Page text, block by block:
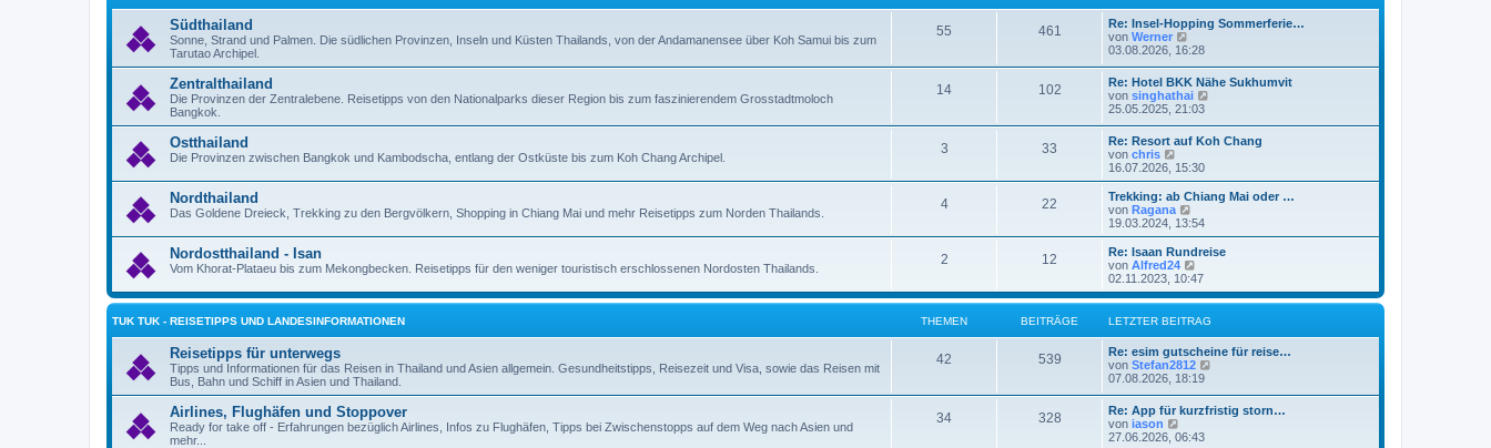
Südthailand
Sonne, Strand und Palmen. Die südlichen Provinzen, Inseln und Küsten Thailands, von der Andamanensee über Koh Samui bis zum
Tarutao Archipel.
55 461
Re: Insel-Hopping Sommerferie…
von Werner
e
e
s
t
e
r
B
i
t
r
a
g
03.08.2026, 16:28
Zentralthailand
Die Provinzen der Zentralebene. Reisetipps von den Nationalparks dieser Region bis zum faszinierendem Grosstadtmoloch
Bangkok.
14 102
Re: Hotel BKK Nähe Sukhumvit
von singhathai
e
s
r
B
t
r
25.05.2025, 21:03
Ostthailand
Die Provinzen zwischen Bangkok und Kambodscha, entlang der Ostküste bis zum Koh Chang Archipel.
3 33
Re: Resort auf Koh Chang
von chris
e
u
e
s
t
B
e
i
t
a
g
16.07.2026, 15:30
Nordthailand
Das Goldene Dreieck, Trekking zu den Bergvölkern, Shopping in Chiang Mai und mehr Reisetipps zum Norden Thailands.
4 22
Trekking: ab Chiang Mai oder …
von Ragana
e
u
e
s
t
r
B
e
i
t
r
a
g
19.03.2024, 13:54
Nordostthailand - Isan
Vom Khorat-Plataeu bis zum Mekongbecken. Reisetipps für den weniger touristisch erschlossenen Nordosten Thailands.
2 12
Re: Isaan Rundreise
von Alfred24
e
u
e
s
r
B
e
i
t
a
02.11.2023, 10:47
TUK TUK - REISETIPPS UND LANDESINFORMATIONEN THEMEN BEITRÄGE LETZTER BEITRAG
Reisetipps für unterwegs
Tipps und Informationen für das Reisen in Thailand und Asien allgemein. Gesundheitstipps, Reisezeit und Visa, sowie das Reisen mit
Bus, Bahn und Schiff in Asien und Thailand.
42 539
Re: esim gutscheine für reise…
von Stefan2812
e
s
07.08.2026, 18:19
Airlines, Flughäfen und Stoppover
Ready for take off - Erfahrungen bezüglich Airlines, Infos zu Flughäfen, Tipps bei Zwischenstopps auf dem Weg nach Asien und
mehr...
34 328
Re: App für kurzfristig storn…
von iason
e
27.06.2026, 06:43